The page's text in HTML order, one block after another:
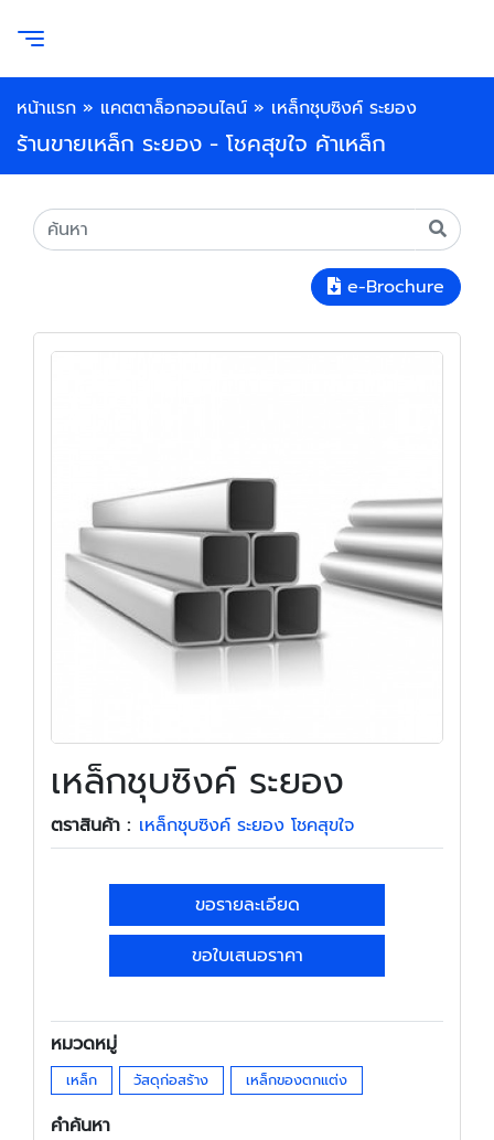
หน้าแรก » แคตตาล็อกออนไลน์ » เหล็กชุบซิงค์ ระยอง
ร้านขายเหล็ก ระยอง - โชคสุขใจ ค้าเหล็ก
e-Brochure
เหล็กชุบซิงค์ ระยอง
ตราสินค้า : เหล็กชุบซิงค์ ระยอง โชคสุขใจ
ขอรายละเอียด
ขอใบเสนอราคา
หมวดหมู่
เหล็ก วัสดุก่อสร้าง เหล็กของตกแต่ง
คำค้นหา